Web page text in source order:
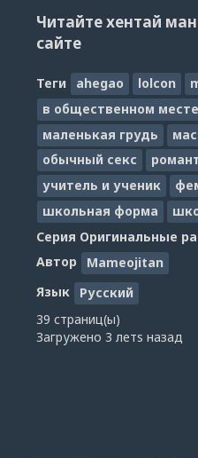
Читайте хентай
сайте
Теги ahegao lolcon
в общественном месте
маленькая грудь
обычный секс
учитель и ученик
школьная форма
Серия Оригинальные
Автор
Mameojitan
Язык
Русский
39 страниц(ы)
Загружено 3 летs назад